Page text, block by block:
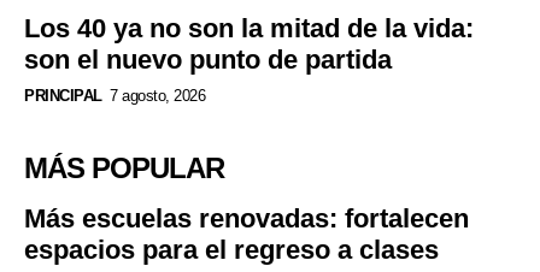
Los 40 ya no son la mitad de la vida:
son el nuevo punto de partida
PRINCIPAL 7 agosto, 2026
MÁS POPULAR
Más escuelas renovadas: fortalecen
espacios para el regreso a clases